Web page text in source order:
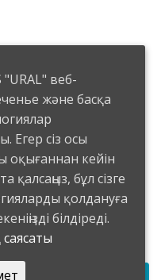
"URAL" веб-
және басқа
Егер сіз осы
оқығаннан кейін
қалсаңыз, бұл сізге
қолдануға
білдіреді.